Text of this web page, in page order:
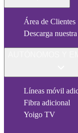
Área de Clientes
Descarga
Líneas móvil
Fibra adicional
Yoigo TV